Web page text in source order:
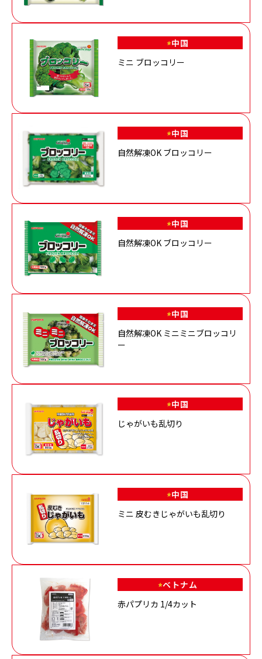
中国
ミニ ブロッコリー
中国
自然解凍OK ブロッコリー
中国
自然解凍OK ブロッコリー
中国
自然解凍OK ミニミニブロッコリ
ー
中国
じゃがいも乱切り
中国
ミニ 皮むきじゃがいも乱切り
ベトナム
赤パプリカ 1/4カット